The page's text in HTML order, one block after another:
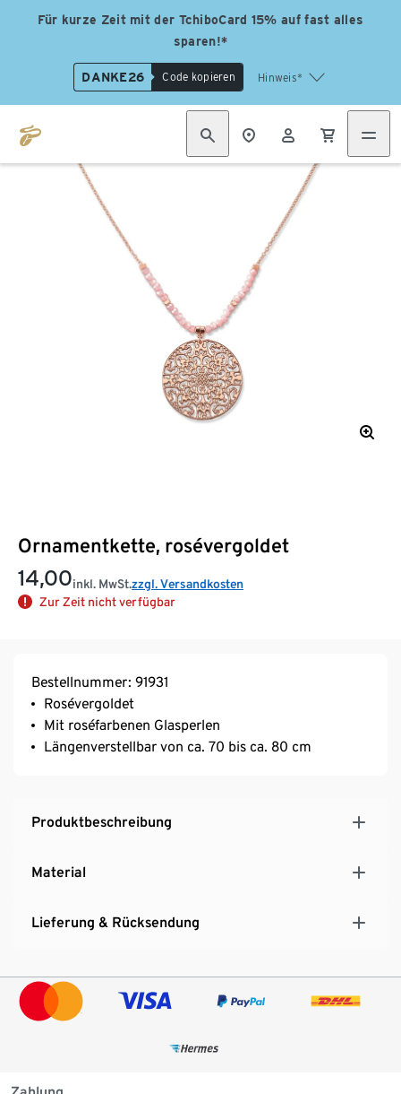
Für kurze Zeit mit der TchiboCard 15% auf fast alles
sparen!*
DANKE26 Code kopieren Hinweis*
Ornamentkette, rosévergoldet
14,00inkl. MwSt.zzgl. Versandkosten
Zur Zeit nicht verfügbar
Bestellnummer: 91931
Rosévergoldet
Mit roséfarbenen Glasperlen
Längenverstellbar von ca. 70 bis ca. 80 cm
Produktbeschreibung
Material
Lieferung & Rücksendung